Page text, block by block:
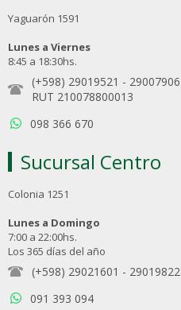
Yaguarón 1591
Lunes a Viernes
8:45 a 18:30hs.
(+598) 29019521 - 29007906
RUT 210078800013
098 366 670
Sucursal Centro
Colonia 1251
Lunes a Domingo
7:00 a 22:00hs.
Los 365 días del año
(+598) 29021601 - 29019822
091 393 094